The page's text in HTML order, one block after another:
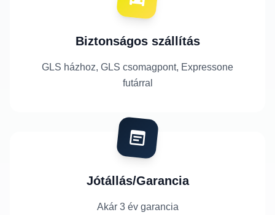
Biztonságos szállítás
GLS házhoz, GLS csomagpont, Expressone
futárral
Jótállás/Garancia
Akár 3 év garancia